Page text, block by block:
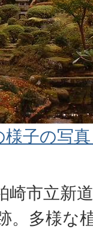
子の写
崎市立新
。多様な